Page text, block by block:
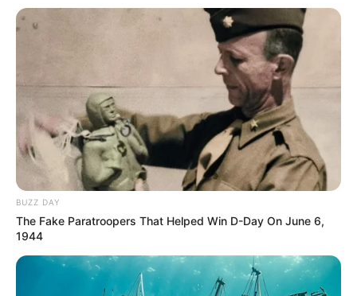
BUZZ DAY
The Fake Paratroopers That Helped Win D-Day On June 6,
1944